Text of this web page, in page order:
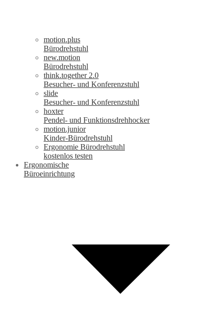
motion.plus
Bürodrehstuhl
new.motion
Bürodrehstuhl
think.together 2.0
Besucher- und Konferenzstuhl
slide
Besucher- und Konferenzstuhl
hoxter
Pendel- und Funktionsdrehhocker
motion.junior
Kinder-Bürodrehstuhl
Ergonomie Bürodrehstuhl
kostenlos testen
Ergonomische
Büroeinrichtung